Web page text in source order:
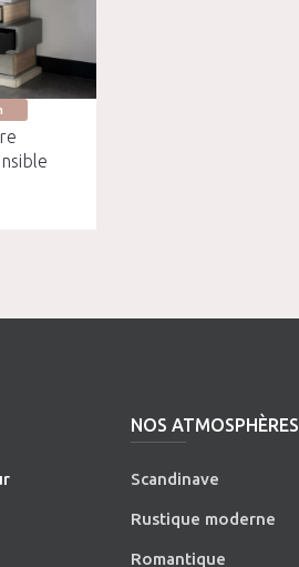
NOS ATMOSPHÈRES
Scandinave
Rustique moderne
Romantique